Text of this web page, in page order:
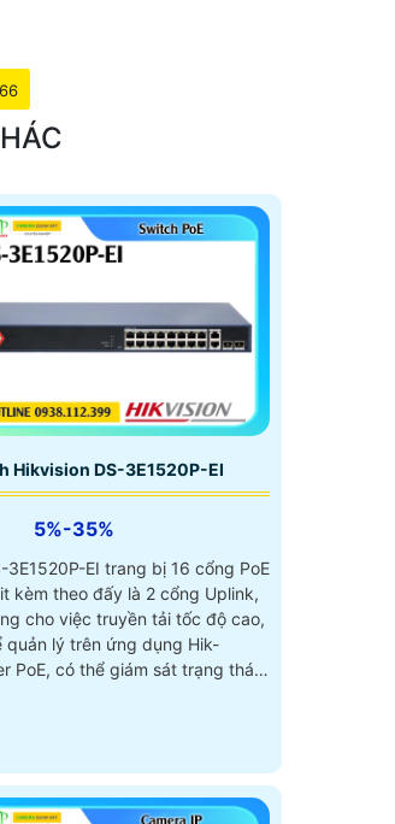
Hikvision DS-3E1520P-EI
5%-35%
EI trang bị 16 cổng PoE
kèm theo đấy là 2 cổng Uplink,
cho việc truyền tải tốc độ cao,
quản lý trên ứng dụng Hik-
PoE, có thể giám sát trạng thái